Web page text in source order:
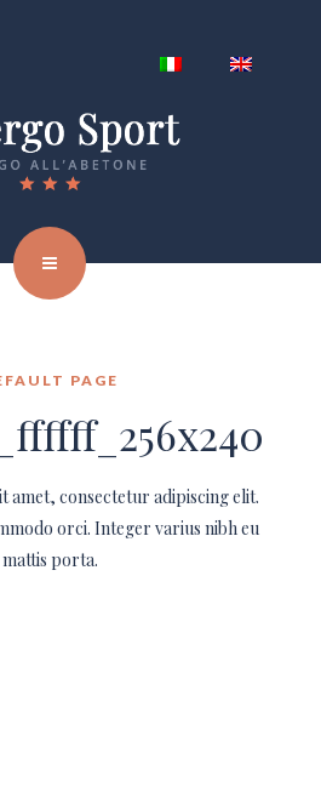
PAGE
amet, consectetur adipiscing elit.
orci. Integer varius nibh eu
mattis porta.